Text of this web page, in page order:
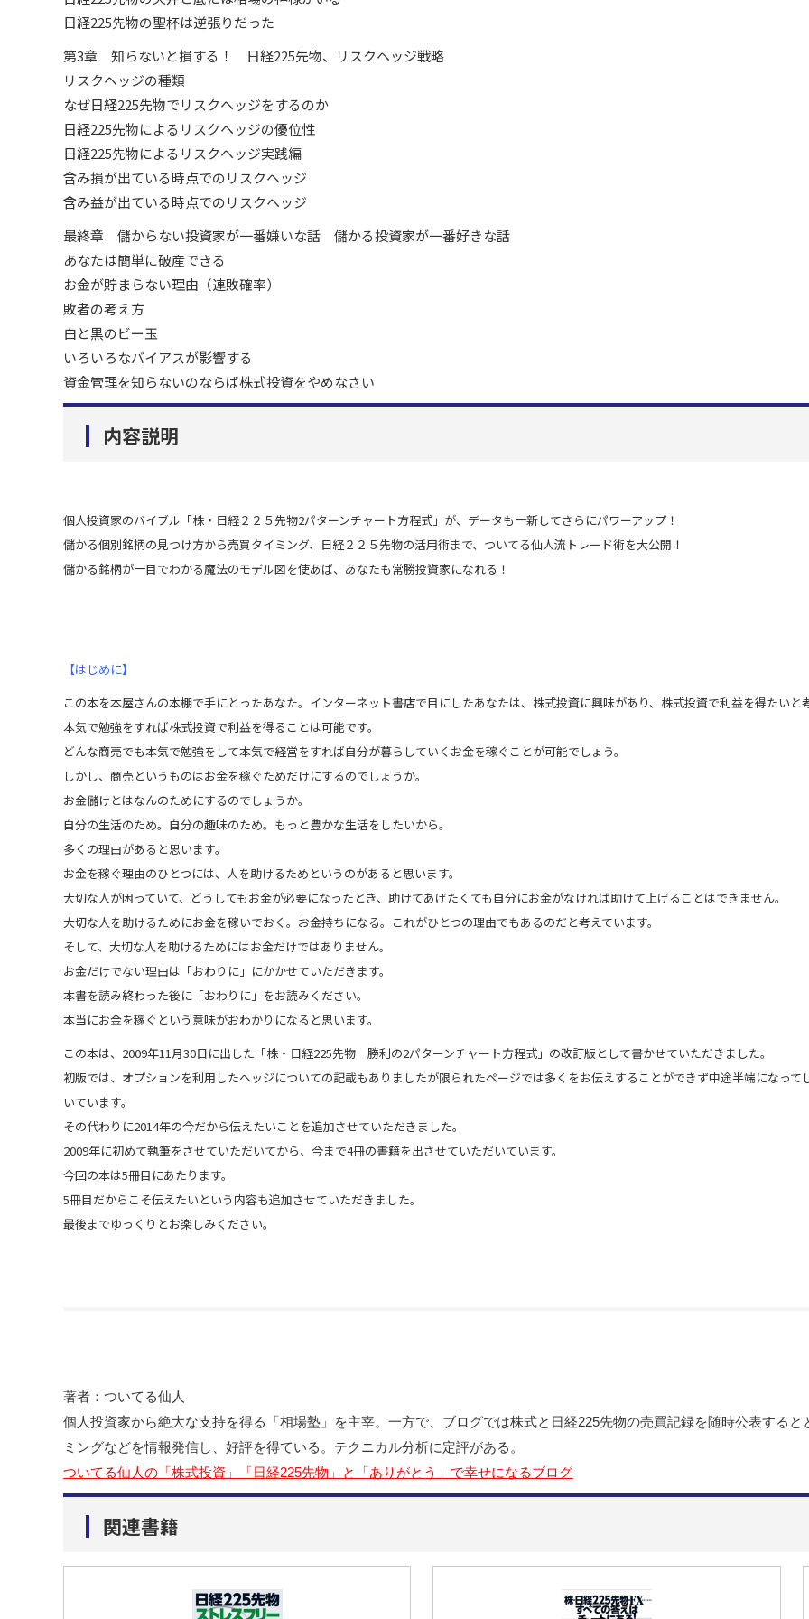
日経225先物の聖杯は逆張りだった
第3章 知らないと損する！ 日経225先物、リスクヘッジ戦略
リスクヘッジの種類
なぜ日経225先物でリスクヘッジをするのか
日経225先物によるリスクヘッジの優位性
日経225先物によるリスクヘッジ実践編
含み損が出ている時点でのリスクヘッジ
含み益が出ている時点でのリスクヘッジ
最終章 儲からない投資家が一番嫌いな話 儲かる投資家が一番好きな話
あなたは簡単に破産できる
お金が貯まらない理由（連敗確率）
敗者の考え方
白と黒のビー玉
いろいろなバイアスが影響する
資金管理を知らないのならば株式投資をやめなさい
内容説明
個人投資家のバイブル「株・日経２２５先物2パターンチャート方程式」が、データも一新してさらにパワーアップ！
儲かる個別銘柄の見つけ方から売買タイミング、日経２２５先物の活用術まで、ついてる仙人流トレード術を大公開！
儲かる銘柄が一目でわかる魔法のモデル図を使あば、あなたも常勝投資家になれる！
【はじめに】
この本を本屋さんの本棚で手にとったあなた。インターネット書店で目にしたあなたは、株式投資に興味があり、株式投資で利益を得たいと
本気で勉強をすれば株式投資で利益を得ることは可能です。
どんな商売でも本気で勉強をして本気で経営をすれば自分が暮らしていくお金を稼ぐことが可能でしょう。
しかし、商売というものはお金を稼ぐためだけにするのでしょうか。
お金儲けとはなんのためにするのでしょうか。
自分の生活のため。自分の趣味のため。もっと豊かな生活をしたいから。
多くの理由があると思います。
お金を稼ぐ理由のひとつには、人を助けるためというのがあると思います。
大切な人が困っていて、どうしてもお金が必要になったとき、助けてあげたくても自分にお金がなければ助けて上げることはできません。
大切な人を助けるためにお金を稼いでおく。お金持ちになる。これがひとつの理由でもあるのだと考えています。
そして、大切な人を助けるためにはお金だけではありません。
お金だけでない理由は「おわりに」にかかせていただきます。
本書を読み終わった後に「おわりに」をお読みください。
本当にお金を稼ぐという意味がおわかりになると思います。
この本は、2009年11月30日に出した「株・日経225先物 勝利の2パターンチャート方程式」の改訂版として書かせていただきました。
初版では、オプションを利用したヘッジについての記載もありましたが限られたページでは多くをお伝えすることができず中途半端になっ
いています。
その代わりに2014年の今だから伝えたいことを追加させていただきました。
2009年に初めて執筆をさせていただいてから、今まで4冊の書籍を出させていただいています。
今回の本は5冊目にあたります。
5冊目だからこそ伝えたいという内容も追加させていただきました。
最後までゆっくりとお楽しみください。
著者：ついてる仙人
個人投資家から絶大な支持を得る「相場塾」を主宰。一方で、ブログでは株式と日経225先物の売買記録を随時公表する
ミングなどを情報発信し、好評を得ている。テクニカル分析に定評がある。
ついてる仙人の「株式投資」「日経225先物」と「ありがとう」で幸せになるブログ
関連書籍